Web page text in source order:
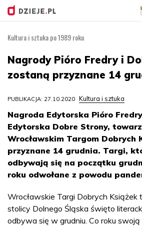
treści
Kultura i sztuka po 1989 roku
Nagrody Pióro Fredry i
zostaną przyznane 14
PUBLIKACJA: 27.10.2020 Kultura i sztuka
Nagroda Edytorska Pióro
Edytorska Dobre Strony,
Wrocławskim Targom Dobrych
przyznane 14 grudnia. Targi,
odbywają się na początku
roku odwołane z powodu
Wrocławskie Targi Dobrych
stolicy Dolnego Śląska święto
odbywa się w grudniu. Co roku